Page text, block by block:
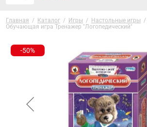
Главная / Каталог / Игры / Настольные игры /
Обучающая игра Тренажер "Логопедический"
-50%